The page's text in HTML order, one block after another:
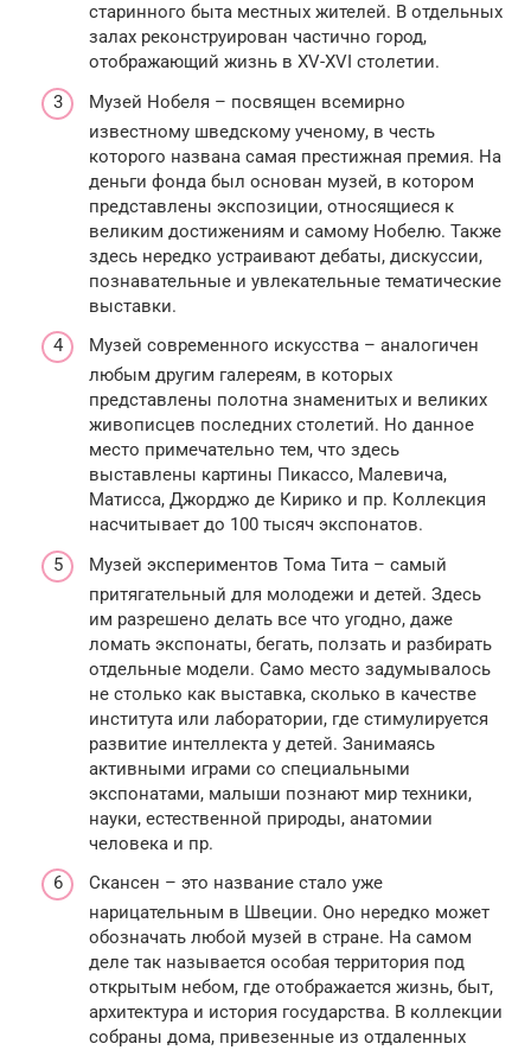
старинного быта местных жителей. В отдельных
залах реконструирован частично город,
отображающий жизнь в XV-XVI столетии.
Музей Нобеля – посвящен всемирно
известному шведскому ученому, в честь
которого названа самая престижная премия. На
деньги фонда был основан музей, в котором
представлены экспозиции, относящиеся к
великим достижениям и самому Нобелю. Также
здесь нередко устраивают дебаты, дискуссии,
познавательные и увлекательные тематические
выставки.
Музей современного искусства – аналогичен
любым другим галереям, в которых
представлены полотна знаменитых и великих
живописцев последних столетий. Но данное
место примечательно тем, что здесь
выставлены картины Пикассо, Малевича,
Матисса, Джорджо де Кирико и пр. Коллекция
насчитывает до 100 тысяч экспонатов.
Музей экспериментов Тома Тита – самый
притягательный для молодежи и детей. Здесь
им разрешено делать все что угодно, даже
ломать экспонаты, бегать, ползать и разбирать
отдельные модели. Само место задумывалось
не столько как выставка, сколько в качестве
института или лаборатории, где стимулируется
развитие интеллекта у детей. Занимаясь
активными играми со специальными
экспонатами, малыши познают мир техники,
науки, естественной природы, анатомии
человека и пр.
Скансен – это название стало уже
нарицательным в Швеции. Оно нередко может
обозначать любой музей в стране. На самом
деле так называется особая территория под
открытым небом, где отображается жизнь, быт,
архитектура и история государства. В коллекции
собраны дома, привезенные из отдаленных